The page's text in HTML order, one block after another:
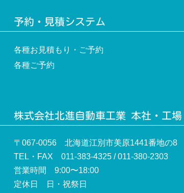
予約・見積システム
各種お見積もり・ご予約
各種ご予約
株式会社北進自動車工業 本社・工場
〒067-0056 北海道江別市美原1441番地の8
TEL・FAX 011-383-4325 / 011-380-2303
営業時間 9:00〜18:00
定休日 日・祝祭日